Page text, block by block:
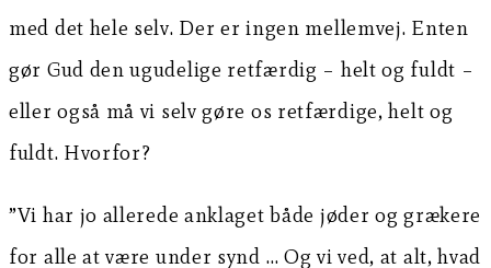
med det hele selv. Der er ingen mellemvej. Enten
gør Gud den ugudelige retfærdig – helt og fuldt –
eller også må vi selv gøre os retfærdige, helt og
fuldt. Hvorfor?
”Vi har jo allerede anklaget både jøder og grækere
for alle at være under synd … Og vi ved, at alt, hvad